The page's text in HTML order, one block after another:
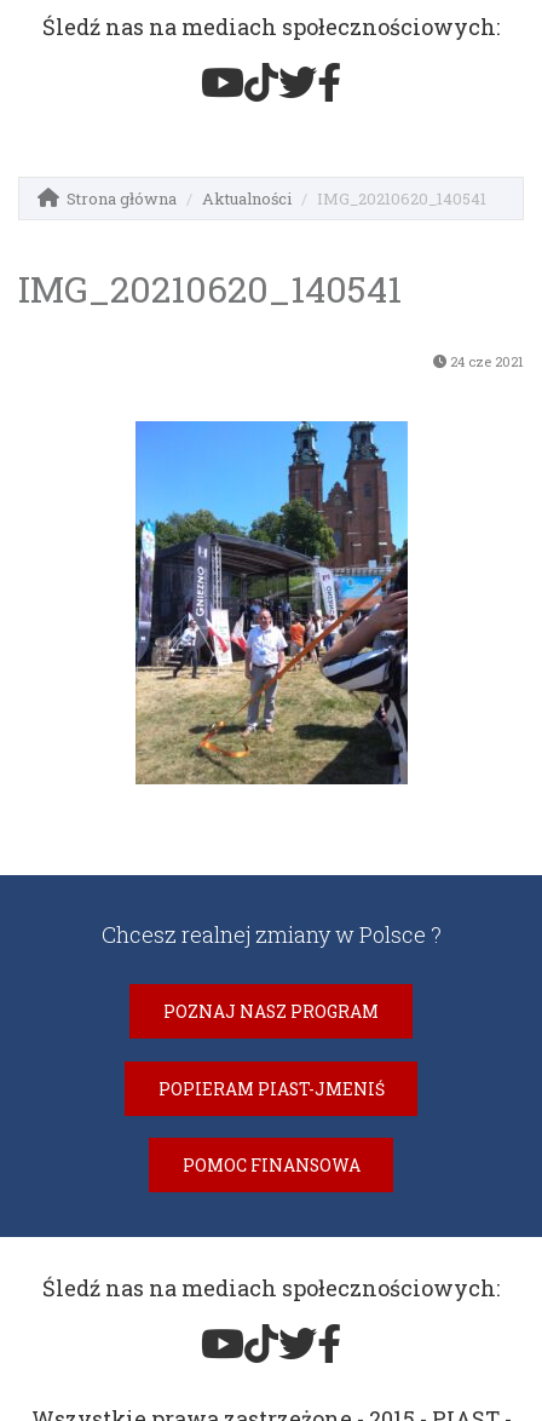
Śledź nas na mediach społecznościowych:
Strona główna Aktualności IMG_20210620_140541
IMG_20210620_140541
24 cze 2021
Chcesz realnej zmiany w Polsce ?
POZNAJ NASZ PROGRAM
POPIERAM PIAST-JMENIŚ
POMOC FINANSOWA
Śledź nas na mediach społecznościowych: